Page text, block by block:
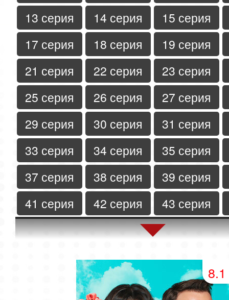
13 серия
14 серия
15 серия
17 серия
18 серия
19 серия
21 серия
22 серия
23 серия
25 серия
26 серия
27 серия
29 серия
30 серия
31 серия
33 серия
34 серия
35 серия
37 серия
38 серия
39 серия
41 серия
42 серия
43 серия
45 серия
46 серия
47 серия
50 серия
51 серия
54 серия
55 серия
8.1